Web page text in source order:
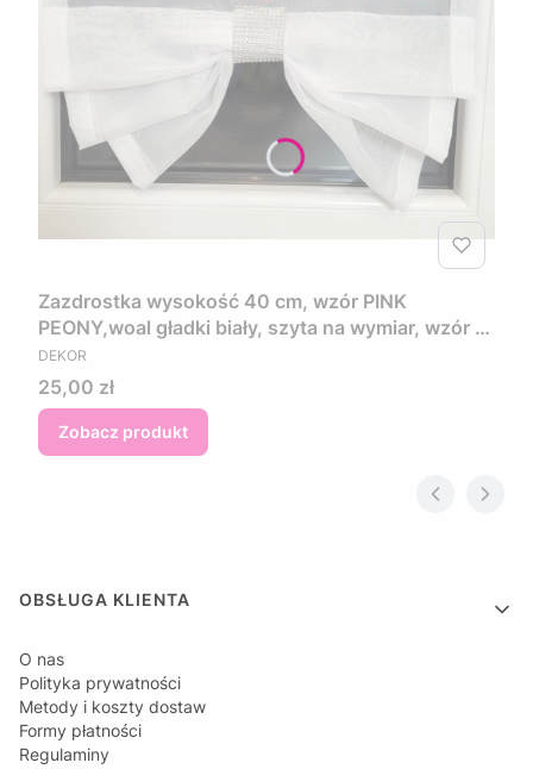
Zazdrostka wysokość 40 cm, wzór PINK
PEONY,woal gładki biały, szyta na wymiar, wzór w
kwiaty w kolorze różowo fioletowym
PRODUCENT
DEKOR
Cena
25,00 zł
Zobacz produkt
Linki w stopce
OBSŁUGA KLIENTA
O nas
Polityka prywatności
Metody i koszty dostaw
Formy płatności
Regulaminy